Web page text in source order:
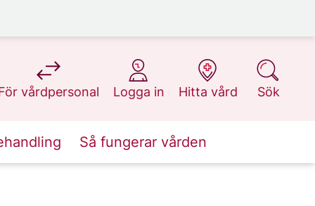
vårdpersonal
på 1177.se
Logga in
på 1177.se
Hitta vård
på 1177.se
Sök
på 1177.se
Så fungerar vården